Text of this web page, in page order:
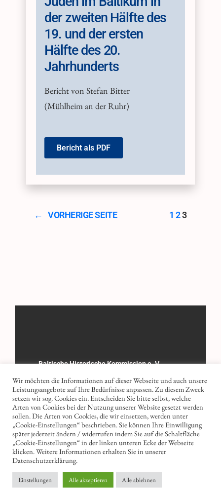
der zweiten Hälfte des
19. und der ersten
Hälfte des 20.
Jahrhunderts
Bericht von Stefan Bitter
(Mühlheim an der Ruhr)
Bericht als PDF
← VORHERIGE SEITE 1 23
Baltische Historische Kommission e. V.
Registergericht: Amtsgericht Göttingen
Registernummer: 8 VR 1506
Kontakt Impressum Datenschutz
Wir möchten die Informationen auf dieser Webseite und auch unsere
Leistungsangebote auf Ihre Bedürfnisse anpassen. Zu diesem Zweck
setzen wir sog. Cookies ein. Entscheiden Sie bitte selbst, welche
Arten von Cookies bei der Nutzung unserer Website gesetzt werden
sollen. Die Arten von Cookies, die wir einsetzen, werden unter
„Cookie-Einstellungen“ beschrieben. Sie können Ihre Einwilligung
später jederzeit ändern / widerrufen indem Sie auf die Schaltfläche
„Cookie-Einstellungen“ in der linken unteren Ecke der Webseite
klicken. Weitere Informationen erhalten Sie in unserer
Datenschutzerklärung.
Einstellungen Alle akzeptieren Alle ablehnen